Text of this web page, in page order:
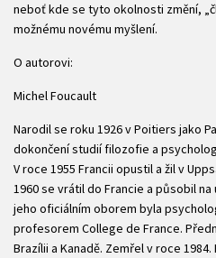
neboť kde se tyto okolnosti změní,
možnému novému myšlení.
O autorovi:
Michel Foucault
Narodil se roku 1926 v Poitiers jako
dokončení studií filozofie a
V roce 1955 Francii opustil a žil v
1960 se vrátil do Francie a působil
jeho oficiálním oborem byla
profesorem College de France.
Brazílii a Kanadě. Zemřel v roce